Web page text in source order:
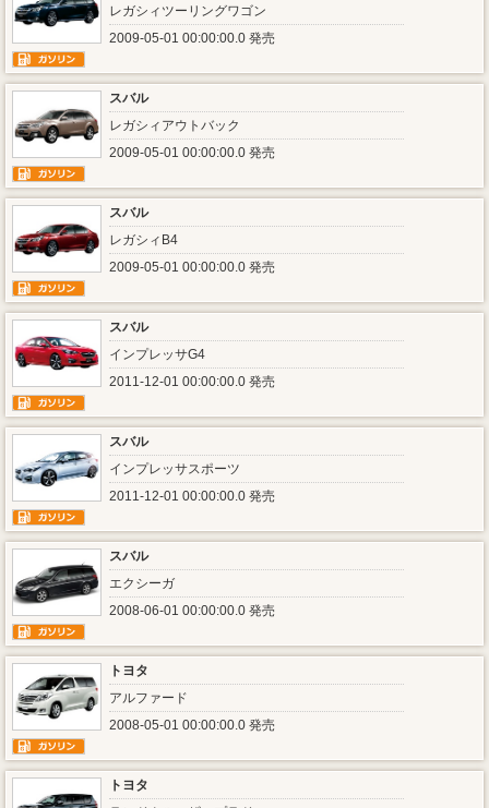
レガシィツーリングワゴン
2009-05-01 00:00:00.0 発売
スバル
レガシィアウトバック
2009-05-01 00:00:00.0 発売
スバル
レガシィB4
2009-05-01 00:00:00.0 発売
スバル
インプレッサG4
2011-12-01 00:00:00.0 発売
スバル
インプレッサスポーツ
2011-12-01 00:00:00.0 発売
スバル
エクシーガ
2008-06-01 00:00:00.0 発売
トヨタ
アルファード
2008-05-01 00:00:00.0 発売
トヨタ